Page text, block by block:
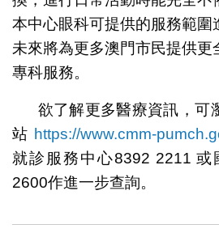
本中心眼科可提供的服務範圍
未來將為更多澳門市民提供更
專科服務。
欲了解更多醫療資訊，可
站 https://www.cmm-
就診服務中心8392 2211
2600作進一步查詢。